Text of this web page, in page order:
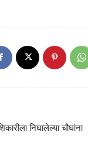
निघालेल्या चौघांना